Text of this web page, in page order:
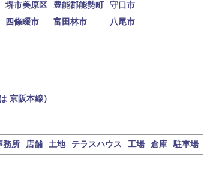
堺市美原区 豊能郡能勢町
守口市
四條畷市 富田林市
八尾市
京阪本線）
務所 店舗 土地 テラスハウス 工場 倉庫 駐車場